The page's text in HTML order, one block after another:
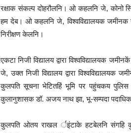
रक्षाक संकल्प दोहरौलनि। ओ कहलनि जे, कोनो
हम देब। ओ कहलनि जे, विश्वविद्यालयक जमीनक
निरीक्षण केलनि।
एकटा निजी विद्यालय द्वारा विश्वविद्यालयक
जे, उक्त निजी विद्यालय द्वारा
कुलपति सूचना भेटितहिं भूमि पर पहुंचकय
कुलानुशासक डॉ. अजय नाथ झा, भू-सम्पदा
कुलपति ओतय राखल र्इंटाके हटबेलनि संगहि